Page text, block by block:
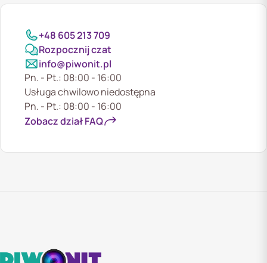
+48 605 213 709
Rozpocznij czat
info@piwonit.pl
Pn. - Pt.: 08:00 - 16:00
Usługa chwilowo niedostępna
Pn. - Pt.: 08:00 - 16:00
Zobacz dział FAQ